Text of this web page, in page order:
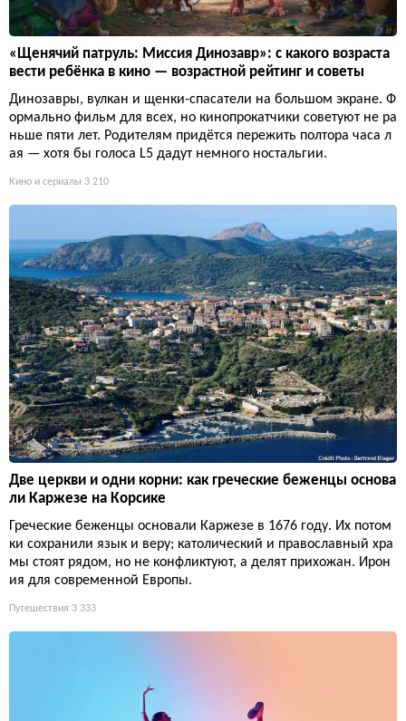
«Щенячий патруль: Миссия Динозавр»: с какого возраста
вести ребёнка в кино — возрастной рейтинг и советы
Динозавры, вулкан и щенки-спасатели на большом экране. Ф
ормально фильм для всех, но кинопрокатчики советуют не ра
ньше пяти лет. Родителям придётся пережить полтора часа л
ая — хотя бы голоса L5 дадут немного ностальгии.
Кино и сериалы 3 210
Две церкви и одни корни: как греческие беженцы основа
ли Каржезе на Корсике
Греческие беженцы основали Каржезе в 1676 году. Их потом
ки сохранили язык и веру; католический и православный хра
мы стоят рядом, но не конфликтуют, а делят прихожан. Ирон
ия для современной Европы.
Путешествия 3 333